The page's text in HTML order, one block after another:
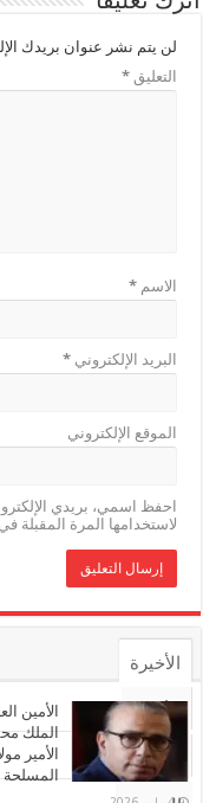
لن يتم نشر عنوان بريدك
التعليق*
الاسم*
البريد الإلكتروني*
الموقع الإلكتروني
احفظ اسمي، بريدي
لاستخدامها المرة المقبلة
الأخيرة
الأشهر
تعليقات
الأمين
الملك
الأمير
المسلحة